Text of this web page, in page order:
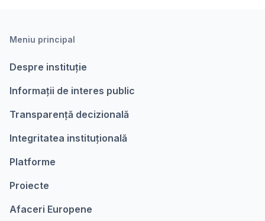
Meniu principal
Despre instituție
Informații de interes public
Transparență decizională
Integritatea instituțională
Platforme
Proiecte
Afaceri Europene